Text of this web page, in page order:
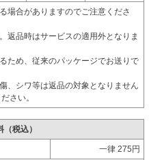
場合がありますのでご注意くださ
返品時はサービスの適用外となりま
ため、従来のパッケージでお送りで
、シワ等は返品の対象となりません
さい。
税込）
一律 275円